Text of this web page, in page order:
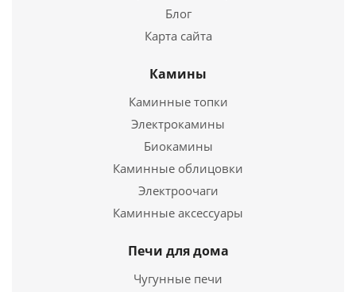
4 500руб.
Подробнее
Блог
Карта сайта
Камины
Каминные топки
Электрокамины
Биокамины
Каминные облицовки
Электроочаги
Каминные аксессуары
Печи для дома
Чугунные печи